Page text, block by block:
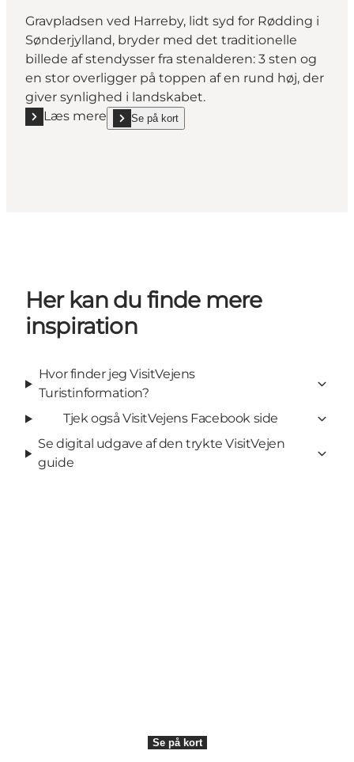
Gravpladsen ved Harreby, lidt syd for Rødding i
Sønderjylland, bryder med det traditionelle
billede af stendysser fra stenalderen: 3 sten og
en stor overligger på toppen af en rund høj, der
giver synlighed i landskabet.
Læs mere
Læs mere "Gravpladserne i Harreby"
Se på kort
show Gravpladserne i Harreby on_map
Se på kort
Her kan du finde mere
inspiration
Hvor finder jeg VisitVejens
Turistinformation?
Tjek også VisitVejens Facebook side
Se digital udgave af den trykte VisitVejen
guide